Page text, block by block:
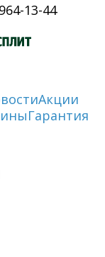
13-44
Акции
Гарантия